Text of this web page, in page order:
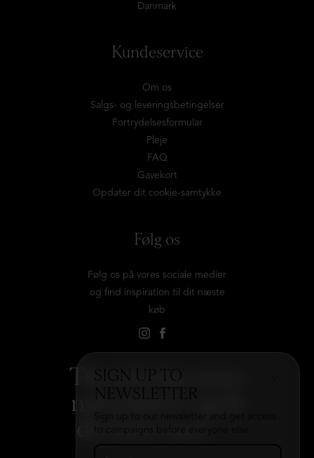
SIGN UP TO
Danmark
Kundeservice
Om os
Salgs- og leveringsbetingelser
Fortrydelsesformular
Pleje
FAQ
Gavekort
Opdater dit cookie-samtykke
Følg os
Følg os på vores sociale medier
og find inspiration til dit næste
køb
Tilmeld dig vores
nyhedsbrev og få